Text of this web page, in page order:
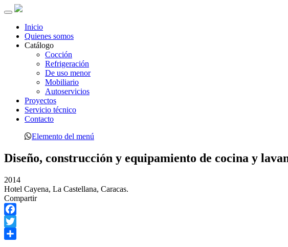
Toggle
navigation
Inicio
Quienes somos
Catálogo
Cocción
Refrigeración
De uso menor
Mobiliario
Autoservicios
Proyectos
Servicio técnico
Contacto
Elemento del menú
Diseño, construcción y equipamiento de cocina y
2014
Hotel Cayena, La Castellana, Caracas.
Compartir
Facebook
Twitter